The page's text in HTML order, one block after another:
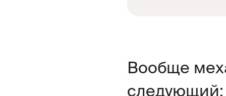
Вообще
следующий: